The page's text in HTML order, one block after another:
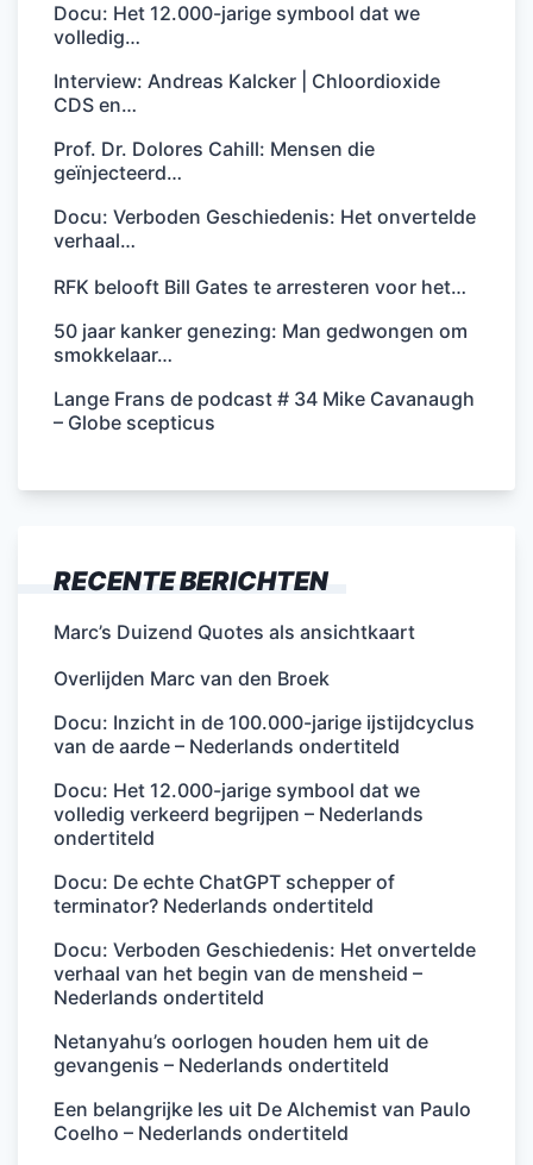
Docu: Het 12.000-jarige symbool dat we
volledig…
Interview: Andreas Kalcker | Chloordioxide
CDS en…
Prof. Dr. Dolores Cahill: Mensen die
geïnjecteerd…
Docu: Verboden Geschiedenis: Het onvertelde
verhaal…
RFK belooft Bill Gates te arresteren voor het…
50 jaar kanker genezing: Man gedwongen om
smokkelaar…
Lange Frans de podcast # 34 Mike Cavanaugh
– Globe scepticus
RECENTE BERICHTEN
Marc’s Duizend Quotes als ansichtkaart
Overlijden Marc van den Broek
Docu: Inzicht in de 100.000-jarige ijstijdcyclus
van de aarde – Nederlands ondertiteld
Docu: Het 12.000-jarige symbool dat we
volledig verkeerd begrijpen – Nederlands
ondertiteld
Docu: De echte ChatGPT schepper of
terminator? Nederlands ondertiteld
Docu: Verboden Geschiedenis: Het onvertelde
verhaal van het begin van de mensheid –
Nederlands ondertiteld
Netanyahu’s oorlogen houden hem uit de
gevangenis – Nederlands ondertiteld
Een belangrijke les uit De Alchemist van Paulo
Coelho – Nederlands ondertiteld